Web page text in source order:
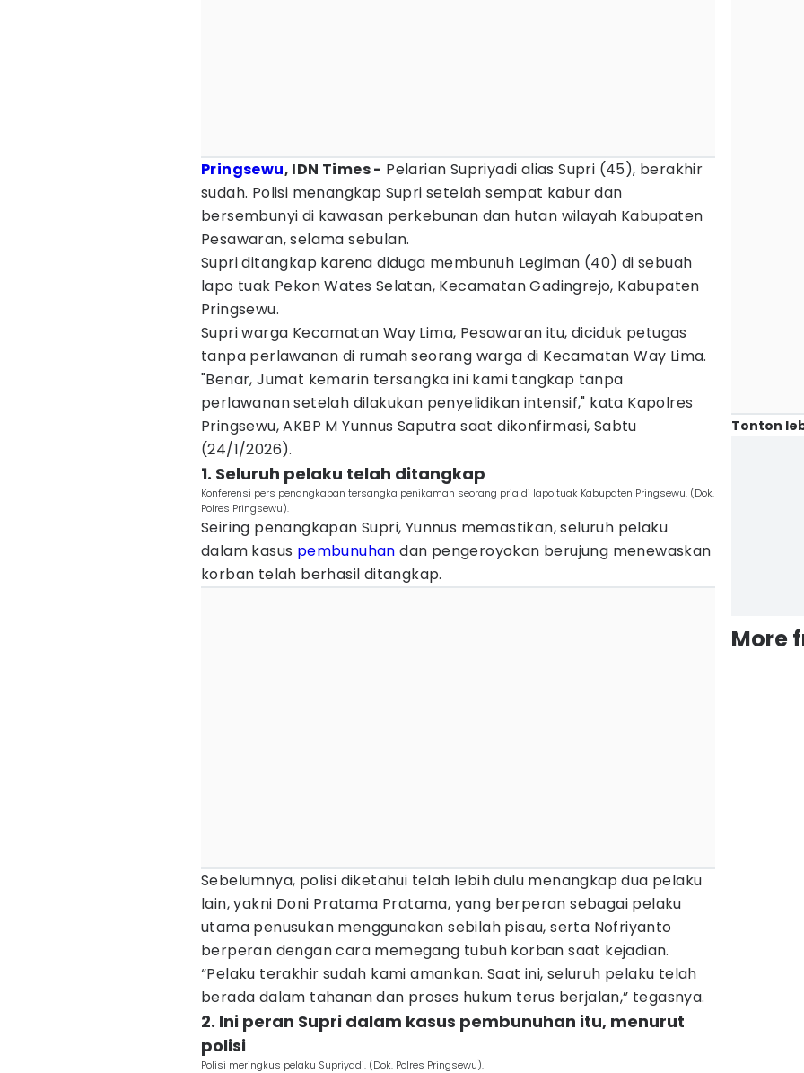
Pringsewu, IDN Times - Pelarian Supriyadi alias Supri (45), berakhir
sudah. Polisi menangkap Supri setelah sempat kabur dan
bersembunyi di kawasan perkebunan dan hutan wilayah Kabupaten
Pesawaran, selama sebulan.
Supri ditangkap karena diduga membunuh Legiman (40) di sebuah
lapo tuak Pekon Wates Selatan, Kecamatan Gadingrejo, Kabupaten
Pringsewu.
Supri warga Kecamatan Way Lima, Pesawaran itu, diciduk petugas
tanpa perlawanan di rumah seorang warga di Kecamatan Way Lima.
"Benar, Jumat kemarin tersangka ini kami tangkap tanpa
perlawanan setelah dilakukan penyelidikan intensif," kata Kapolres
Pringsewu, AKBP M Yunnus Saputra saat dikonfirmasi, Sabtu
(24/1/2026).
1. Seluruh pelaku telah ditangkap
Konferensi pers penangkapan tersangka penikaman seorang pria di lapo tuak Kabupaten Pringsewu. (Dok.
Polres Pringsewu).
Seiring penangkapan Supri, Yunnus memastikan, seluruh pelaku
dalam kasus pembunuhan dan pengeroyokan berujung menewaskan
korban telah berhasil ditangkap.
Sebelumnya, polisi diketahui telah lebih dulu menangkap dua pelaku
lain, yakni Doni Pratama Pratama, yang berperan sebagai pelaku
utama penusukan menggunakan sebilah pisau, serta Nofriyanto
berperan dengan cara memegang tubuh korban saat kejadian.
“Pelaku terakhir sudah kami amankan. Saat ini, seluruh pelaku telah
berada dalam tahanan dan proses hukum terus berjalan,” tegasnya.
2. Ini peran Supri dalam kasus pembunuhan itu, menurut
polisi
Polisi meringkus pelaku Supriyadi. (Dok. Polres Pringsewu).
Tonton
More